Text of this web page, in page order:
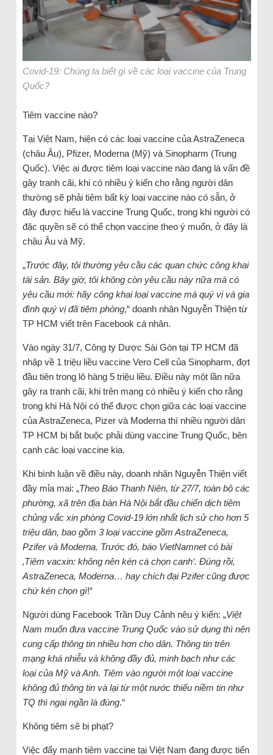
Covid-19: Chúng ta biết gì về các loại vaccine của Trung
Quốc?
Tiêm vaccine nào?
Tại Việt Nam, hiện có các loại vaccine của AstraZeneca
(châu Âu), Pfizer, Moderna (Mỹ) và Sinopharm (Trung
Quốc). Việc ai được tiêm loại vaccine nào đang là vấn đề
gây tranh cãi, khi có nhiều ý kiến cho rằng người dân
thường sẽ phải tiêm bất kỳ loại vaccine nào có sẵn, ở
đây được hiểu là vaccine Trung Quốc, trong khi người có
đặc quyền sẽ có thể chọn vaccine theo ý muốn, ở đây là
châu Âu và Mỹ.
„Trước đây, tôi thường yêu cầu các quan chức công khai
tài sản. Bây giờ, tôi không còn yêu cầu này nữa mà có
yêu cầu mới: hãy công khai loại vaccine mà quý vị và gia
đình quý vị đã tiêm phòng,“ doanh nhân Nguyễn Thiện từ
TP HCM viết trên Facebook cá nhân.
Vào ngày 31/7, Công ty Dược Sài Gòn tại TP HCM đã
nhập về 1 triệu liều vaccine Vero Cell của Sinopharm, đợt
đầu tiên trong lô hàng 5 triệu liều. Điều này một lần nữa
gây ra tranh cãi, khi trên mạng có nhiều ý kiến cho rằng
trong khi Hà Nội có thể được chọn giữa các loại vaccine
của AstraZeneca, Pizer và Moderna thì nhiều người dân
TP HCM bị bắt buộc phải dùng vaccine Trung Quốc, bên
cạnh các loại vaccine kia.
Khi bình luận về điều này, doanh nhân Nguyễn Thiện viết
đầy mỉa mai: „Theo Báo Thanh Niên, từ 27/7, toàn bộ các
phường, xã trên địa bàn Hà Nội bắt đầu chiến dịch tiêm
chủng vắc xin phòng Covid-19 lớn nhất lịch sử cho hơn 5
triệu dân, bao gồm 3 loại vaccine gồm AstraZeneca,
Pzifer và Moderna. Trước đó, báo VietNamnet có bài
‚Tiêm vacxin: không nên kén cá chọn canh‘. Đúng rồi,
AstraZeneca, Moderna… hay chích đại Pzifer cũng được
chứ kén chọn gì!“
Người dùng Facebook Trần Duy Cảnh nêu ý kiến: „Việt
Nam muốn đưa vaccine Trung Quốc vào sử dụng thì nên
cung cấp thông tin nhiều hơn cho dân. Thông tin trên
mạng khá nhiễu và không đầy đủ, minh bạch như các
loại của Mỹ và Anh. Tiêm vào người một loại vaccine
không đủ thông tin và lại từ một nước thiếu niềm tin như
TQ thì ngại ngần là đúng.“
Không tiêm sẽ bị phạt?
Việc đẩy mạnh tiêm vaccine tại Việt Nam đang được tiến